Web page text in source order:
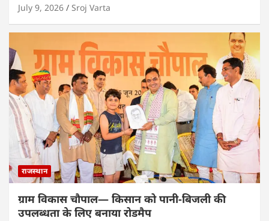
July 9, 2026 Sroj Varta
राजस्थान
ग्राम विकास चौपाल— किसान को पानी-बिजली की
उपलब्धता के लिए बनाया रोडमैप